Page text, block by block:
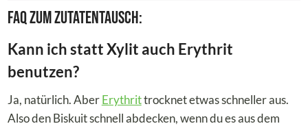
FAQ zum Zutatentausch:
Kann ich statt Xylit auch Erythrit
benutzen?
Ja, natürlich. AberErythrittrocknet etwas schneller aus.
Also den Biskuit schnell abdecken, wenn du es aus dem